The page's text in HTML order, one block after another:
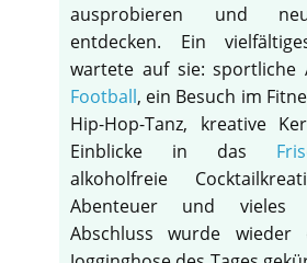
ausprobieren und
entdecken. Ein
wartete auf sie: sportliche
Football, ein Besuch im
Hip-Hop-Tanz, kreative
Einblicke in das
alkoholfreie
Abenteuer und vieles
Abschluss wurde wieder